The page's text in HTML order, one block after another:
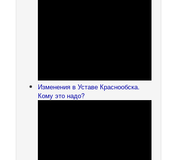
Изменения в Уставе Краснообска.
Кому это надо?